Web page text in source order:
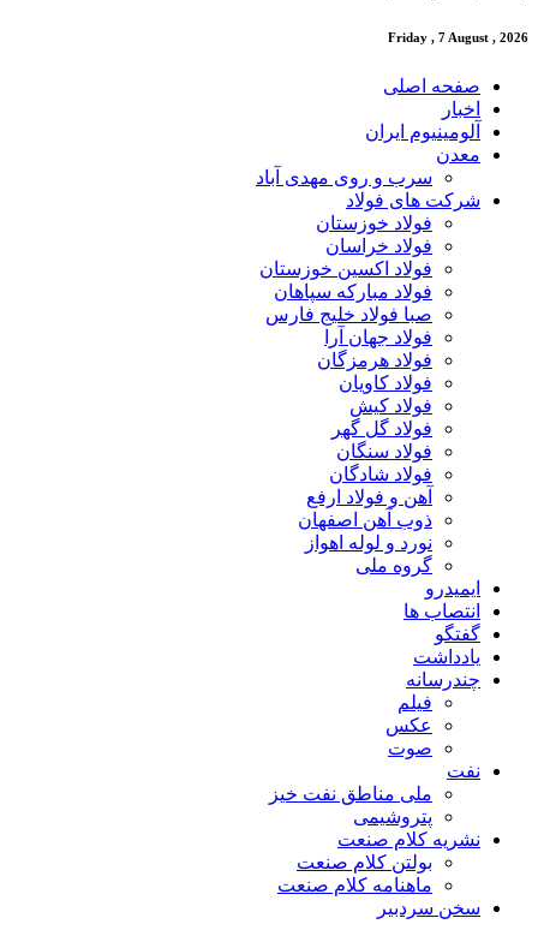
Friday , 7 August , 2026
صفحه اصلی
اخبار
آلومینیوم ایران
معدن
سرب و روی مهدی آباد
شرکت های فولاد
فولاد خوزستان
فولاد خراسان
فولاد اکسین خوزستان
فولاد مبارکه سپاهان
صبا فولاد خلیج فارس
فولاد جهان آرا
فولاد هرمزگان
فولاد کاویان
فولاد کیش
فولاد گل گهر
فولاد سنگان
فولاد شادگان
آهن و فولاد ارفع
ذوب آهن اصفهان
نورد و لوله اهواز
گروه ملی
ایمیدرو
انتصاب ها
گفتگو
یادداشت
چندرسانه
فیلم
عکس
صوت
نفت
ملی مناطق نفت خیز
پتروشیمی
نشریه کلام صنعت
بولتن کلام صنعت
ماهنامه کلام صنعت
سخن سردبیر